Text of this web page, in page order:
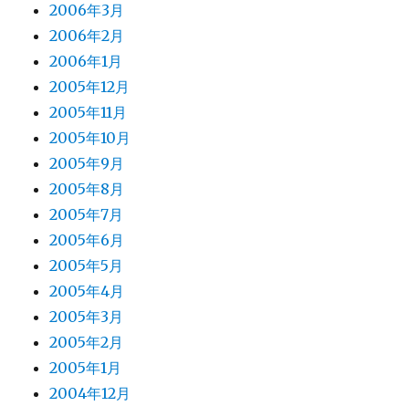
2006年3月
2006年2月
2006年1月
2005年12月
2005年11月
2005年10月
2005年9月
2005年8月
2005年7月
2005年6月
2005年5月
2005年4月
2005年3月
2005年2月
2005年1月
2004年12月